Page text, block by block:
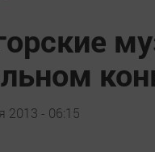
2013 - 06:15